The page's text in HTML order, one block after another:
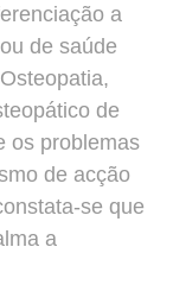
a
de saúde
de
os problemas
de acção
se que
a